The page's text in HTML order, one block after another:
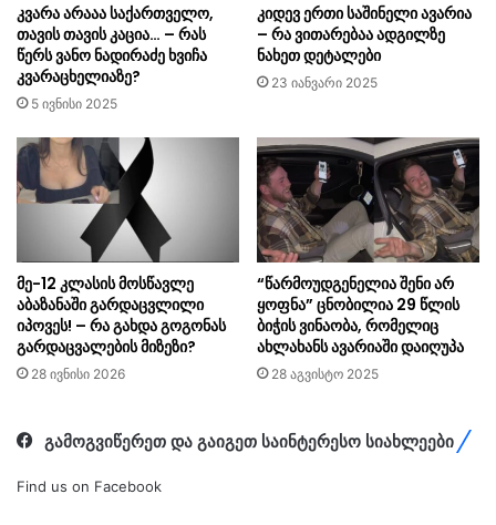
კვარა არააა საქართველო,
თავის თავის კაცია… – რას
წერს ვანო ნადირაძე ხვიჩა
კვარაცხელიაზე?
5 ივნისი 2025
კიდევ ერთი საშინელი ავარია
– რა ვითარებაა ადგილზე
ნახეთ დეტალები
23 იანვარი 2025
მე-12 კლასის მოსწავლე
აბაზანაში გარდაცვლილი
იპოვეს! – რა გახდა გოგონას
გარდაცვალების მიზეზი?
28 ივნისი 2026
“წარმოუდგენელია შენი არ
ყოფნა” ცნობილია 29 წლის
ბიჭის ვინაობა, რომელიც
ახლახანს ავარიაში დაიღუპა
28 აგვისტო 2025
გამოგვიწერეთ და გაიგეთ საინტერესო სიახლეები
Find us on Facebook